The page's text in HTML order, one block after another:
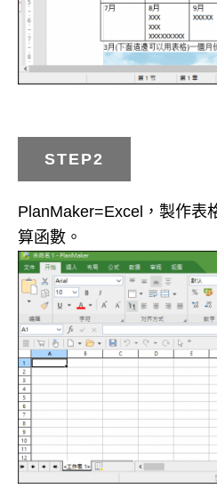
STEP2
PlanMaker=Excel，製作表
算函數。